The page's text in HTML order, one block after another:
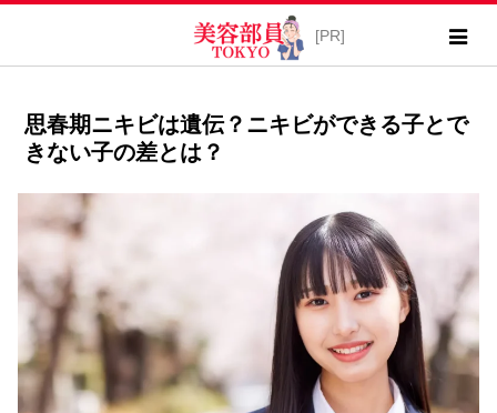
思春期ニキビは遺伝？ニキビができる子とで
きない子の差とは？